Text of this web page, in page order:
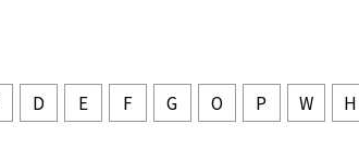
D E F G O P W H